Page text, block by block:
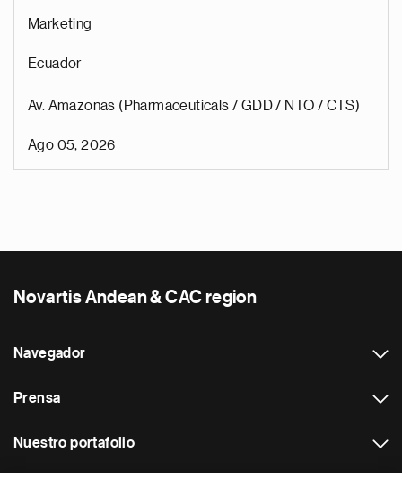
Marketing
Ecuador
Av. Amazonas (Pharmaceuticals / GDD / NTO / CTS)
Ago 05, 2026
Novartis Andean & CAC region
Navegador
Prensa
Nuestro portafolio